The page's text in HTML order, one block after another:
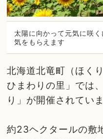
太陽に向かって元気に咲
気をもらえます
北海道北竜町（ほく
ひまわりの里」では
り」が開催されていま
約23ヘクタールの敷